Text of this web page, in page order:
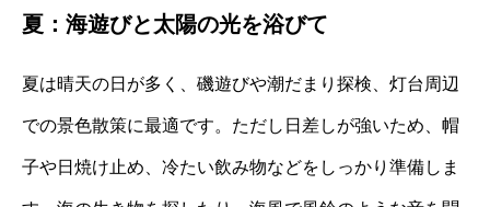
夏：海遊びと太陽の光を浴びて
夏は晴天の日が多く、磯遊びや潮だまり探検、灯台周辺
での景色散策に最適です。ただし日差しが強いため、帽
子や日焼け止め、冷たい飲み物などをしっかり準備しま